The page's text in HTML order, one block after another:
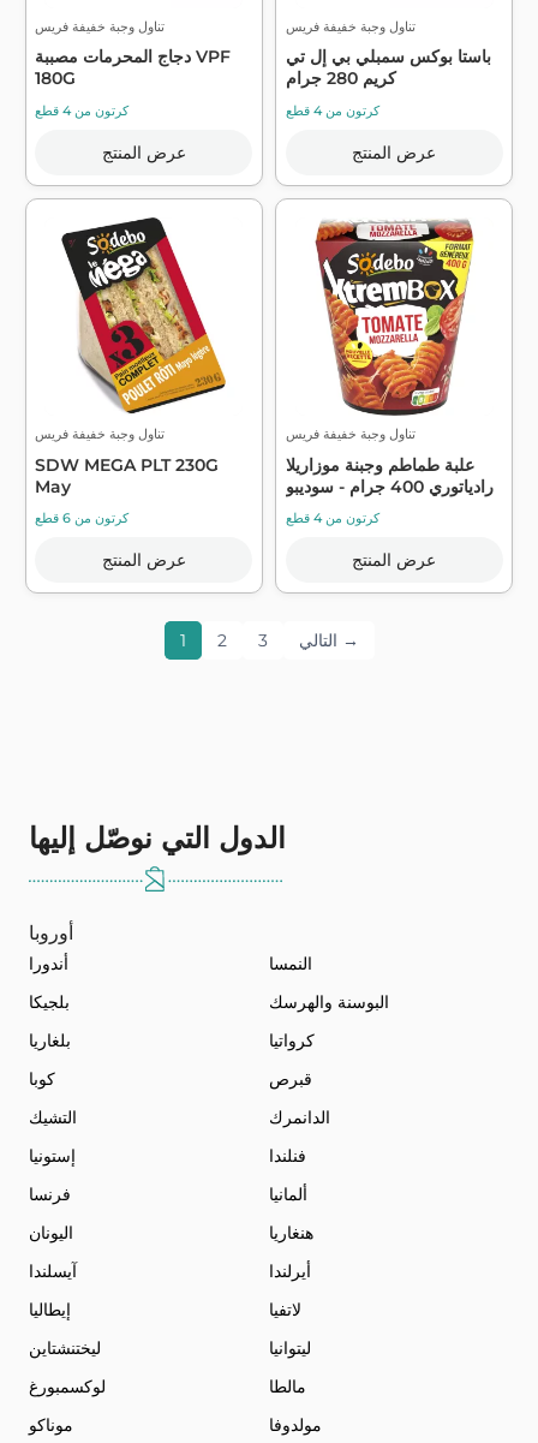
تناول وجبة خفيفة فريس
دجاج المحرمات مصببة VPF
180G
كرتون من 4 قطع
عرض المنتج
تناول وجبة خفيفة فريس
باستا بوكس ​​سمبلي بي إل تي
كريم 280 جرام
كرتون من 4 قطع
عرض المنتج
تناول وجبة خفيفة فريس
SDW MEGA PLT 230G
May
كرتون من 6 قطع
عرض المنتج
تناول وجبة خفيفة فريس
علبة طماطم وجبنة موزاريلا
رادياتوري 400 جرام - سوديبو
كرتون من 4 قطع
عرض المنتج
1 2 3 التالي →
الدول التي نوصّل إليها
أوروبا
أندورا
النمسا
بلجيكا
البوسنة والهرسك
بلغاريا
كرواتيا
كوبا
قبرص
التشيك
الدانمرك
إستونيا
فنلندا
فرنسا
ألمانيا
اليونان
هنغاريا
آيسلندا
أيرلندا
إيطاليا
لاتفيا
ليختنشتاين
ليتوانيا
لوكسمبورغ
مالطا
موناكو
مولدوفا